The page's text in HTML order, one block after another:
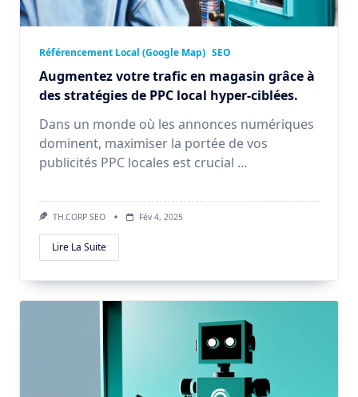
Référencement Local (Google Map) SEO
Augmentez votre trafic en magasin grâce à
des stratégies de PPC local hyper-ciblées.
Dans un monde où les annonces numériques
dominent, maximiser la portée de vos
publicités PPC locales est crucial ...
TH.CORP SEO Fév 4, 2025
Lire La Suite